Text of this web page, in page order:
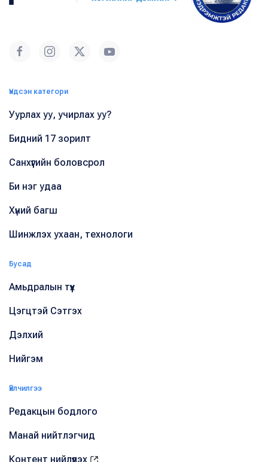
Үндсэн категори
Уурлах уу, учирлах уу?
Бидний 17 зорилт
Санхүүгийн боловсрол
Би нэг удаа
Хүний багш
Шинжлэх ухаан, технологи
Бусад
Амьдралын түүх
Цэгцтэй Сэтгэх
Дэлхий
Нийгэм
Үйлчилгээ
Редакцын бодлого
Манай нийтлэгчид
Контент нийлүүлэх